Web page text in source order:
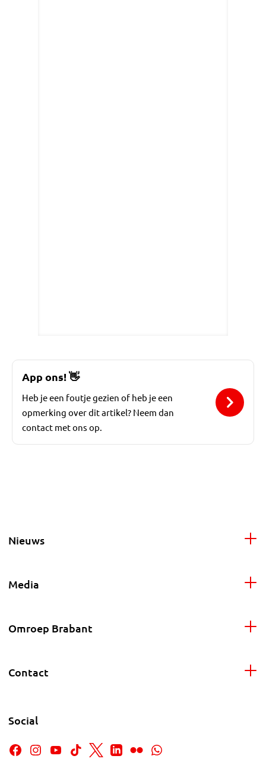
App ons!👋
Heb je een foutje gezien of heb je een
opmerking over dit artikel? Neem dan
contact met ons op.
Nieuws
Media
Omroep Brabant
Contact
Social